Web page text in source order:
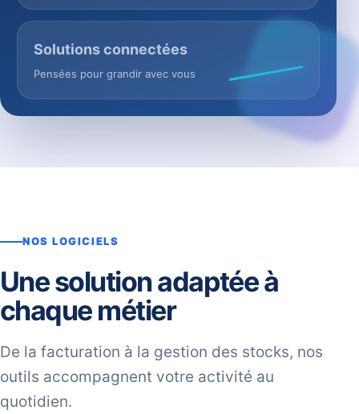
Solutions connectées
Pensées pour grandir avec vous
NOS LOGICIELS
Une solution adaptée à
chaque métier
De la facturation à la gestion des stocks, nos
outils accompagnent votre activité au
quotidien.